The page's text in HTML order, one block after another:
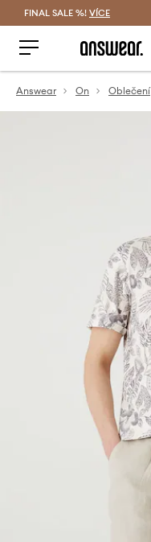
FINAL SALE %! VÍCE
Answear On Oblečení